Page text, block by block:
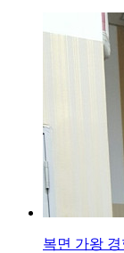
복면 가왕 경